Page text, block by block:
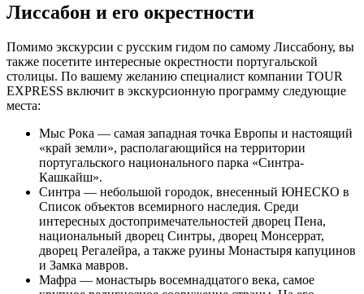
Лиссабон и его окрестности
Помимо экскурсии с русским гидом по самому Лиссабону, вы
также посетите интересные окрестности португальской
столицы. По вашему желанию специалист компании TOUR
EXPRESS включит в экскурсионную программу следующие
места:
Мыс Рока — самая западная точка Европы и настоящий
«край земли», располагающийся на территории
португальского национального парка «Синтра-
Кашкайш».
Синтра — небольшой городок, внесенный ЮНЕСКО в
Список объектов всемирного наследия. Среди
интересных достопримечательностей дворец Пена,
национальный дворец Синтры, дворец Монсеррат,
дворец Регалейра, а также руины Монастыря капуцинов
и Замка мавров.
Мафра — монастырь восемнадцатого века, самое